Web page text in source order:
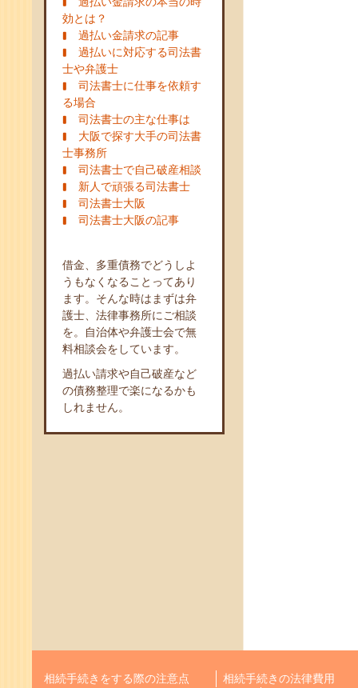
効とは？
過払い金請求の記事
過払いに対応する司法書
士や弁護士
司法書士に仕事を依頼す
る場合
司法書士の主な仕事は
大阪で探す大手の司法書
士事務所
司法書士で自己破産相談
新人で頑張る司法書士
司法書士大阪
司法書士大阪の記事
借金、多重債務でどうしよ
うもなくなることってあり
ます。そんな時はまずは弁
護士、法律事務所にご相談
を。自治体や弁護士会で無
料相談会をしています。
過払い請求や自己破産など
の債務整理で楽になるかも
しれません。
相続手続きをする際の注意点
相続手続きの法律費用